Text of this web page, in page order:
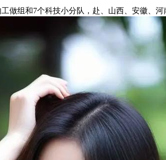
组和7个科技小分队，赴、山西、安徽、河